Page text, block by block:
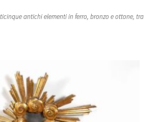
antichi elementi in ferro, bronzo e ottone, tra